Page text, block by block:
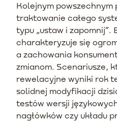
Kolejnym powszechnym
traktowanie całego
typu „ustaw i zapomnij”.
charakteryzuje się
a zachowania
zmianom. Scenariusze,
rewelacyjne wyniki rok
solidnej modyfikacji
testów wersji
nagłówków czy układu